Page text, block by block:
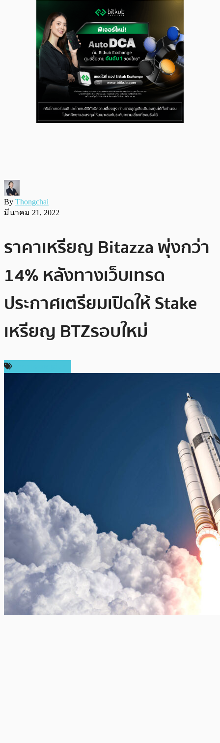
By Thongchai
มีนาคม 21, 2022
ราคาเหรียญ Bitazza พุ่งกว่า
14% หลังทางเว็บเทรด
ประกาศเตรียมเปิดให้ Stake
เหรียญ BTZ รอบใหม่